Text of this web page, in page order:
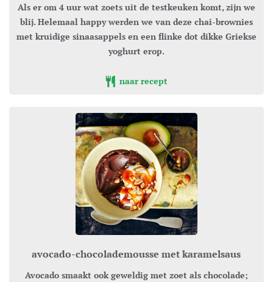
Als er om 4 uur wat zoets uit de testkeuken komt, zijn we
blij. Helemaal happy werden we van deze chai-brownies
met kruidige sinaasappels en een flinke dot dikke Griekse
yoghurt erop.
naar recept
avocado-chocolademousse met karamelsaus
Avocado smaakt ook geweldig met zoet als chocolade;